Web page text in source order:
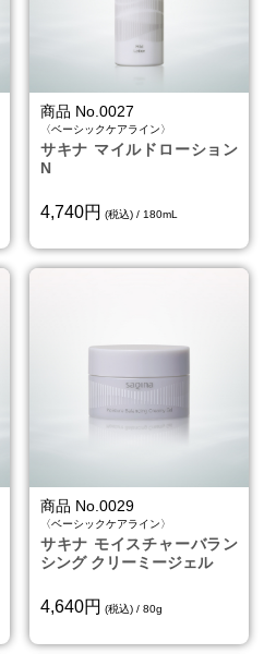
商品 No.0027
〈ベーシックケアライン〉
サキナ マイルドローション
N
4,740円 (税込) / 180mL
商品 No.0029
〈ベーシックケアライン〉
サキナ モイスチャーバラン
シング クリーミージェル
4,640円 (税込) / 80g